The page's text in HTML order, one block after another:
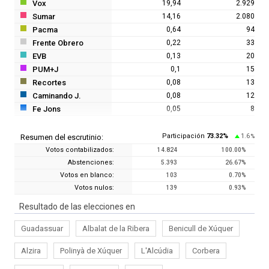
Vox 19,94 2.929
Sumar 14,16 2.080
Pacma 0,64 94
Frente Obrero 0,22 33
EVB 0,13 20
PUM+J 0,1 15
Recortes 0,08 13
Caminando J. 0,08 12
Fe Jons 0,05 8
Resumen del escrutinio: Participación 73.32% 1.6 %
Votos contabilizados: 14.824 100.00%
Abstenciones: 5.393 26.67%
Votos en blanco: 103 0.70%
Votos nulos: 139 0.93%
Resultado de las elecciones en
Guadassuar Albalat de la Ribera Benicull de Xúquer
Alzira Polinyà de Xúquer L'Alcúdia Corbera